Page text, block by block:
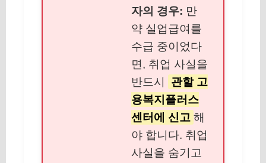
자의 경우: 만
약 실업급여를
수급 중이었다
면, 취업 사실을
반드시
관할 고
용복지플러스
센터에 신고 해
야 합니다. 취업
사실을 숨기고